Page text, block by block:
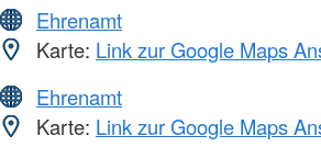
Ehrenamt
Karte: Link zur Google Maps
Ehrenamt
Karte: Link zur Google Maps